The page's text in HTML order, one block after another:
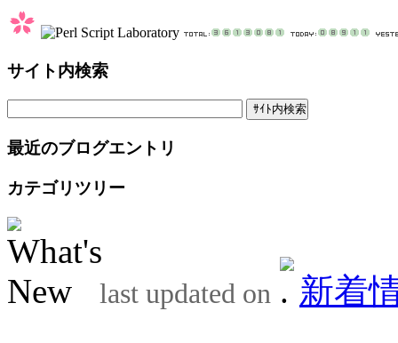
サイト内検索
最近のブログエントリ
カテゴリツリー
last updated on
新着